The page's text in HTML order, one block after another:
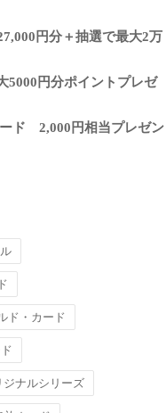
円分＋抽選で最大2万
円分ポイントプレゼ
ード 2,000円相当プレゼン
ド・カード
ジナルシリーズ